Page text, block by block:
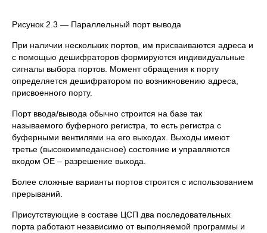
Рисунок 2.3 — Параллельный порт вывода
При наличии нескольких портов, им присваиваются адреса и
с помощью дешифраторов формируются индивидуальные
сигналы выбора портов. Момент обращения к порту
определяется дешифратором по возникновению адреса,
присвоенного порту.
Порт ввода/вывода обычно строится на базе так
называемого буферного регистра, то есть регистра с
буферными вентилями на его выходах. Выходы имеют
третье (высокоимпедансное) состояние и управляются
входом OE – разрешение выхода.
Более сложные варианты портов строятся с использованием
прерываний.
Присутствующие в составе ЦСП два последовательных
порта работают независимо от выполняемой программы и